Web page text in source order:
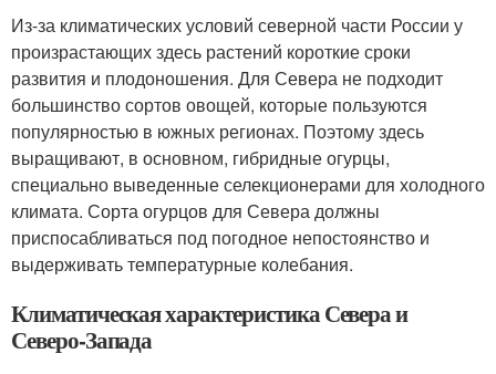
Из-за климатических условий северной части России у
произрастающих здесь растений короткие сроки
развития и плодоношения. Для Севера не подходит
большинство сортов овощей, которые пользуются
популярностью в южных регионах. Поэтому здесь
выращивают, в основном, гибридные огурцы,
специально выведенные селекционерами для холодного
климата. Сорта огурцов для Севера должны
приспосабливаться под погодное непостоянство и
выдерживать температурные колебания.
Климатическая характеристика Севера и
Северо-Запада